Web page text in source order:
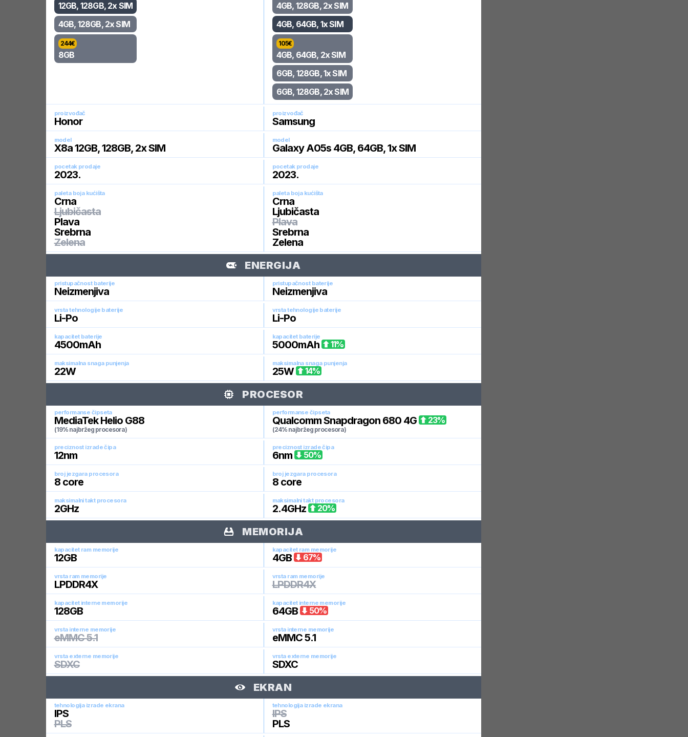
12GB, 128GB, 2x SIM
4GB, 128GB, 2x SIM
244€
8GB
4GB, 128GB, 2x SIM
4GB, 64GB, 1x SIM
105€
4GB, 64GB, 2x SIM
6GB, 128GB, 1x SIM
6GB, 128GB, 2x SIM
proizvođač
Honor
proizvođač
Samsung
model
X8a 12GB, 128GB, 2x SIM
model
Galaxy A05s 4GB, 64GB, 1x SIM
pocetak prodaje
2023.
pocetak prodaje
2023.
paleta boja kućišta
Crna
Ljubičasta
Plava
Srebrna
Zelena
paleta boja kućišta
Crna
Ljubičasta
Plava
Srebrna
Zelena
ENERGIJA
pristupačnost baterije
Neizmenjiva
pristupačnost baterije
Neizmenjiva
vrsta tehnologije baterije
Li-Po
vrsta tehnologije baterije
Li-Po
kapacitet baterije
4500mAh
kapacitet baterije
5000mAh 11%
maksimalna snaga punjenja
22W
maksimalna snaga punjenja
25W 14%
PROCESOR
performanse čipseta
MediaTek Helio G88
(19% najbržeg procesora)
performanse čipseta
Qualcomm Snapdragon 680 4G
(24% najbržeg procesora)
23%
preciznost izrade čipa
12nm
preciznost izrade čipa
6nm 50%
broj jezgara procesora
8core
broj jezgara procesora
8core
maksimalni takt procesora
2GHz
maksimalni takt procesora
2.4GHz 20%
MEMORIJA
kapacitet ram memorije
12GB
kapacitet ram memorije
4GB 67%
vrsta ram memorije
LPDDR4X
vrsta ram memorije
LPDDR4X
kapacitet interne memorije
128GB
kapacitet interne memorije
64GB 50%
vrsta interne memorije
eMMC 5.1
vrsta interne memorije
eMMC 5.1
vrsta externe memorije
SDXC
vrsta externe memorije
SDXC
EKRAN
tehnologija izrade ekrana
IPS
PLS
tehnologija izrade ekrana
IPS
PLS